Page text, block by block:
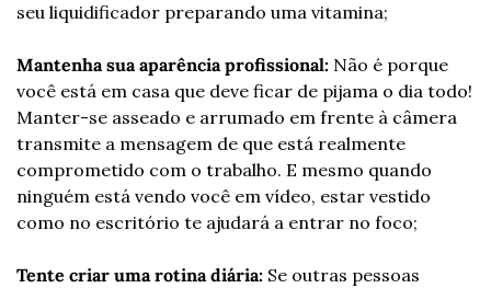
seu liquidificador preparando uma vitamina;
Mantenha sua aparência profissional: Não é porque
você está em casa que deve ficar de pijama o dia todo!
Manter-se asseado e arrumado em frente à câmera
transmite a mensagem de que está realmente
comprometido com o trabalho. E mesmo quando
ninguém está vendo você em vídeo, estar vestido
como no escritório te ajudará a entrar no foco;
Tente criar uma rotina diária: Se outras pessoas